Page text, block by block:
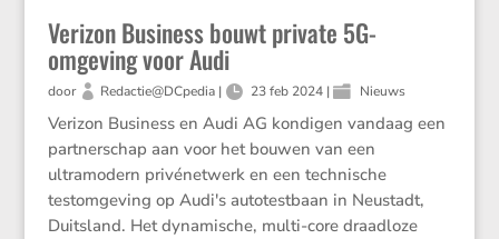
Verizon Business bouwt private 5G-
omgeving voor Audi
door Redactie@DCpedia| 23 feb 2024 | Nieuws
Verizon Business en Audi AG kondigen vandaag een
partnerschap aan voor het bouwen van een
ultramodern privénetwerk en een technische
testomgeving op Audi's autotestbaan in Neustadt,
Duitsland. Het dynamische, multi-core draadloze